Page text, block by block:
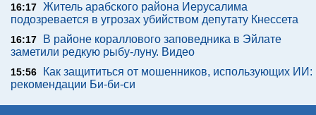
16:17 Житель арабского района Иерусалима
подозревается в угрозах убийством депутату Кнессета
16:17
В районе кораллового заповедника в Эйлате
заметили редкую рыбу-луну. Видео
15:56
Как защититься от мошенников, использующих ИИ:
рекомендации Би-би-си